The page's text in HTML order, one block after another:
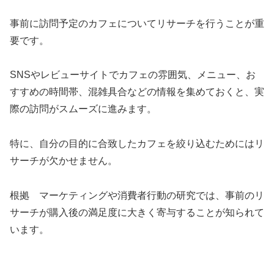
事前に訪問予定のカフェについてリサーチを行うことが重
要です。
SNSやレビューサイトでカフェの雰囲気、メニュー、お
すすめの時間帯、混雑具合などの情報を集めておくと、実
際の訪問がスムーズに進みます。
特に、自分の目的に合致したカフェを絞り込むためにはリ
サーチが欠かせません。
根拠 マーケティングや消費者行動の研究では、事前のリ
サーチが購入後の満足度に大きく寄与することが知られて
います。